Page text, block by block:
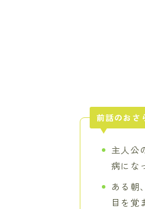
前話のおさ
主人公
病にな
ある朝
目を覚